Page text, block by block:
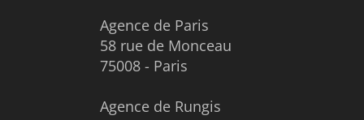
Agence de Paris
58 rue de Monceau
75008 - Paris
Agence de Rungis